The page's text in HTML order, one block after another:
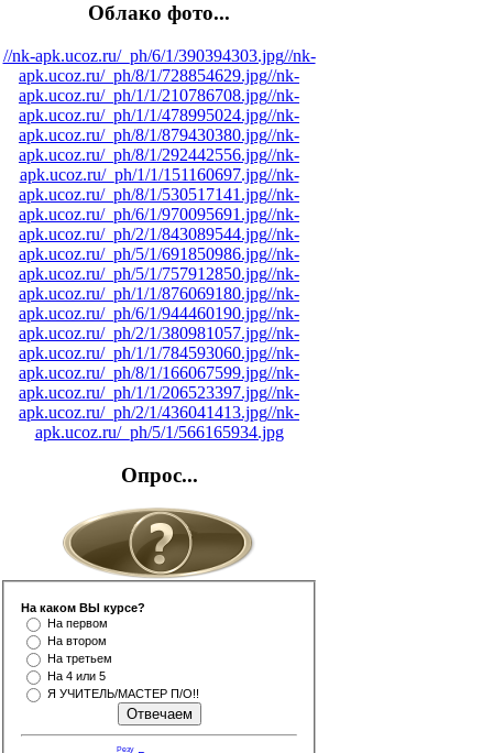
Облако фото...
//nk-apk.ucoz.ru/_ph/6/1/390394303.jpg//nk-
apk.ucoz.ru/_ph/8/1/728854629.jpg//nk-
apk.ucoz.ru/_ph/1/1/210786708.jpg//nk-
apk.ucoz.ru/_ph/1/1/478995024.jpg//nk-
apk.ucoz.ru/_ph/8/1/879430380.jpg//nk-
apk.ucoz.ru/_ph/8/1/292442556.jpg//nk-
apk.ucoz.ru/_ph/1/1/151160697.jpg//nk-
apk.ucoz.ru/_ph/8/1/530517141.jpg//nk-
apk.ucoz.ru/_ph/6/1/970095691.jpg//nk-
apk.ucoz.ru/_ph/2/1/843089544.jpg//nk-
apk.ucoz.ru/_ph/5/1/691850986.jpg//nk-
apk.ucoz.ru/_ph/5/1/757912850.jpg//nk-
apk.ucoz.ru/_ph/1/1/876069180.jpg//nk-
apk.ucoz.ru/_ph/6/1/944460190.jpg//nk-
apk.ucoz.ru/_ph/2/1/380981057.jpg//nk-
apk.ucoz.ru/_ph/1/1/784593060.jpg//nk-
apk.ucoz.ru/_ph/8/1/166067599.jpg//nk-
apk.ucoz.ru/_ph/1/1/206523397.jpg//nk-
apk.ucoz.ru/_ph/2/1/436041413.jpg//nk-
apk.ucoz.ru/_ph/5/1/566165934.jpg
Опрос...
На каком ВЫ курсе?
На первом
На втором
На третьем
На 4 или 5
Я УЧИТЕЛЬ/МАСТЕР П/О!!